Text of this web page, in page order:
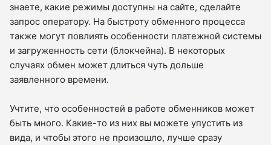
знаете, какие режимы доступны на сайте, сделайте
запрос оператору. На быстроту обменного процесса
также могут повлиять особенности платежной системы
и загруженность сети (блокчейна). В некоторых
случаях обмен может длиться чуть дольше
заявленного времени.
Учтите, что особенностей в работе обменников может
быть много. Какие-то из них вы можете упустить из
вида, и чтобы этого не произошло, лучше сразу